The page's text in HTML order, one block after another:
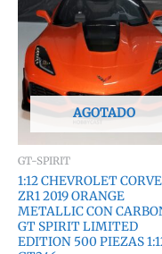
AGOTADO
GT-SPIRIT
1:12 CHEVROLET
ZR1 2019 ORANGE
METALLIC CON
GT SPIRIT LIMITED
EDITION 500 PIEZAS